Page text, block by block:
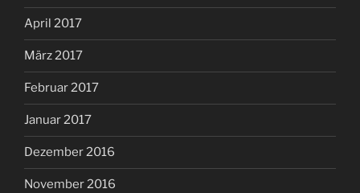
April 2017
März 2017
Februar 2017
Januar 2017
Dezember 2016
November 2016